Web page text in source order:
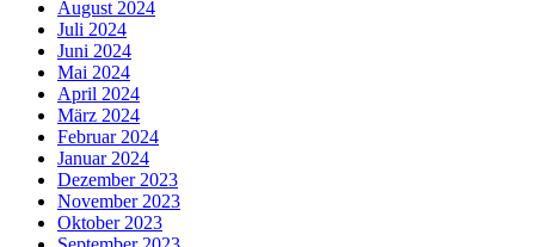
August 2024
Juli 2024
Juni 2024
Mai 2024
April 2024
März 2024
Februar 2024
Januar 2024
Dezember 2023
November 2023
Oktober 2023